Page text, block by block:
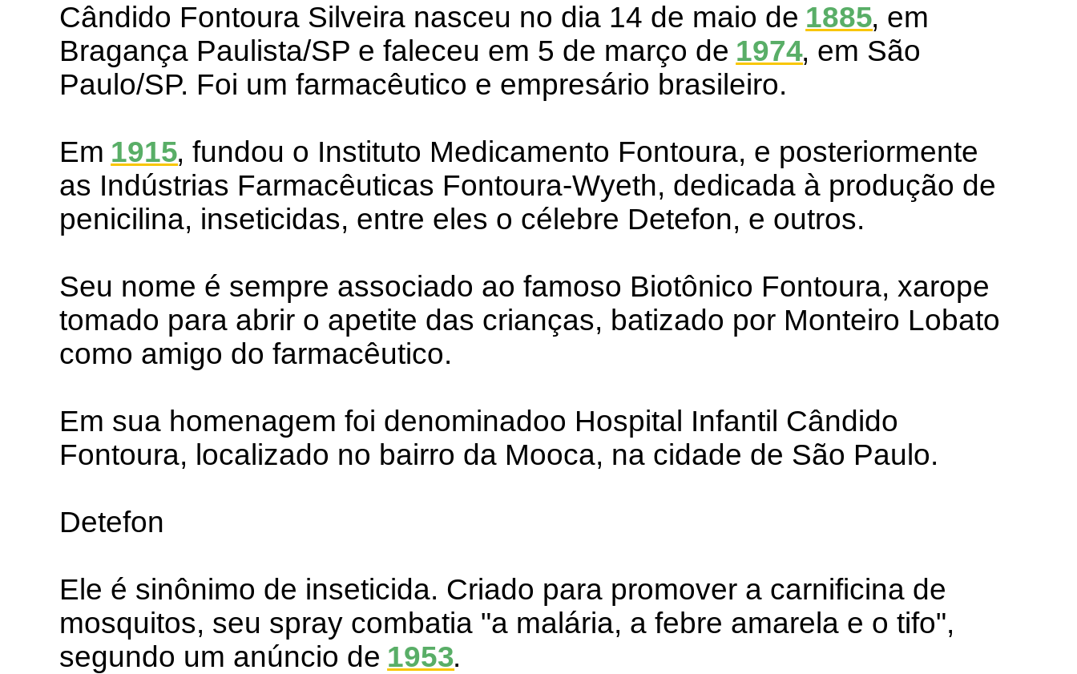
Cândido Fontoura Silveira nasceu no dia 14 de maio de1885, em
Bragança Paulista/SP e faleceu em 5 de março de1974, em São
Paulo/SP. Foi um farmacêutico e empresário brasileiro.
Em1915, fundou o Instituto Medicamento Fontoura, e posteriormente
as Indústrias Farmacêuticas Fontoura-Wyeth, dedicada à produção de
penicilina, inseticidas, entre eles o célebre Detefon, e outros.
Seu nome é sempre associado ao famoso Biotônico Fontoura, xarope
tomado para abrir o apetite das crianças, batizado por Monteiro Lobato
como amigo do farmacêutico.
Em sua homenagem foi denominadoo Hospital Infantil Cândido
Fontoura, localizado no bairro da Mooca, na cidade de São Paulo.
Detefon
Ele é sinônimo de inseticida. Criado para promover a carnificina de
mosquitos, seu spray combatia "a malária, a febre amarela e o tifo",
segundo um anúncio de1953.